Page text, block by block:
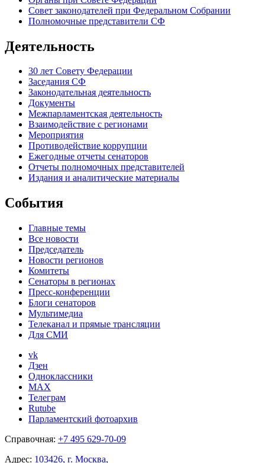
Совет законодателей при Федеральном Собрании
Полномочные представители СФ
Деятельность
30 лет Совету Федерации
Заседания СФ
Законодательная деятельность
Документы
Межпарламентская деятельность
Взаимодействие с регионами
Мероприятия
Противодействие коррупции
Ежегодные отчеты сенаторов
Отчеты полномочных представителей
Издания и аналитические материалы
События
Главные темы
Все новости
Председатель
Новости регионов
Комитеты
Сенаторы в регионах
Пресс-конференции
Блоги сенаторов
Мультимедиа
Телеканал и прямые трансляции
Для СМИ
vk
Дзен
Одноклассники
MAX
Телеграм
Rutube
Парламентский фотоархив
Справочная: +7 495 629-70-09
Адрес: 103426, г. Москва,